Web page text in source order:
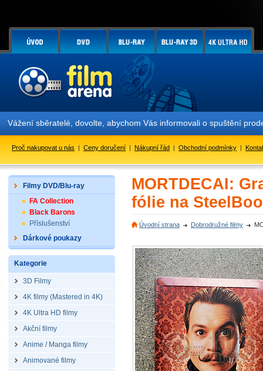
sběratelé, dovolte, abychom Vás informovali o spuštění
Proč nakupovat u nás | Ceny doručení | Nákupní řád | Obchodní podmínky |
Filmy DVD/Blu-ray
FA Collection
Black Barons
Příslušenství
Dárkové poukazy
Kategorie
3D Filmy
4K filmy (Mastered in 4K)
4K Ultra HD filmy
Akční filmy
Anime / Manga filmy
Animované filmy
MORTDECAI:
fólie na
Úvodní strana Dobrodružné filmy